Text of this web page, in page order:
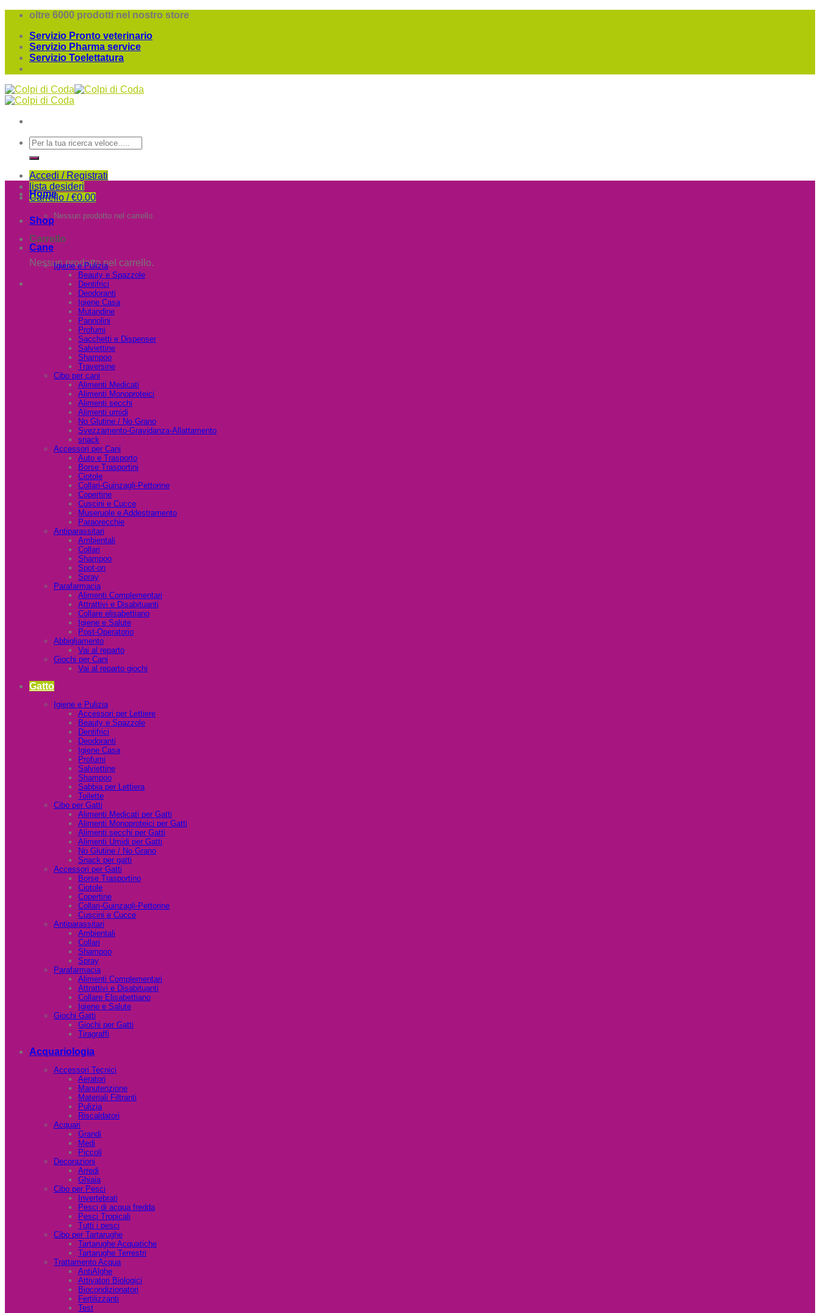
Skip
content
oltre 6000 prodotti nel nostro store
Servizio Pronto veterinario
Servizio Pharma service
Servizio Toelettatura
Cerca:
Accedi / Registrati
lista desideri
Carrello /€0.00
Nessun prodotto nel carrello.
Carrello
Nessun prodotto nel carrello.
Home
Shop
Cane
Igiene e Pulizia
Beauty e Spazzole
Dentifrici
Deodoranti
Igiene Casa
Mutandine
Pannolini
Profumi
Sacchetti e Dispenser
Salviettine
Shampoo
Traversine
Cibo per cani
Alimenti Medicati
Alimenti Monoproteici
Alimenti secchi
Alimenti umidi
No Glutine / No Grano
Svezzamento-Gravidanza-Allattamento
snack
Accessori per Cani
Auto e Trasporto
Borse Trasportini
Ciotole
Collari-Guinzagli-Pettorine
Copertine
Cuscini e Cucce
Museruole e Addestramento
Paraorecchie
Antiparassitari
Ambientali
Collari
Shampoo
Spot-on
Spray
Parafarmacia
Alimenti Complementari
Attrattivi e Disabituanti
Collare elisabettiano
Igiene e Salute
Post-Operatorio
Abbigliamento
Vai al reparto
Giochi per Cani
Vai al reparto giochi
Gatto
Igiene e Pulizia
Accessori per Lettiere
Beauty e Spazzole
Dentifrici
Deodoranti
Igiene Casa
Profumi
Salviettine
Shampoo
Sabbia per Lettiera
Toilette
Cibo per Gatti
Alimenti Medicati per Gatti
Alimenti Monoproteici per Gatti
Alimenti secchi per Gatti
Alimenti Umidi per Gatti
No Glutine / No Grano
Snack per gatti
Accessori per Gatti
Borse Trasportino
Ciotole
Copertine
Collari-Guinzagli-Pettorine
Cuscini e Cucce
Antiparassitari
Ambientali
Collari
Shampoo
Spray
Parafarmacia
Alimenti Complementari
Attrattivi e Disabituanti
Collare Elisabettiano
Igiene e Salute
Giochi Gatti
Giochi per Gatti
Tiragraffi
Acquariologia
Accessori Tecnici
Aeratori
Manutenzione
Materiali Filtranti
Pulizia
Riscaldatori
Acquari
Grandi
Medi
Piccoli
Decorazioni
Arredi
Ghiaia
Cibo per Pesci
Invertebrati
Pesci di acqua fredda
Pesci Tropicali
Tutti i pesci
Cibo per Tartarughe
Tartarughe Acquatiche
Tartarughe Terrestri
Trattamento Acqua
AntiAlghe
Attivatori Biologici
Biocondizionatori
Fertilizzanti
Test